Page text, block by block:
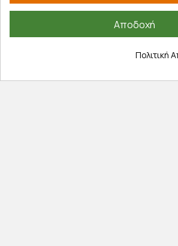
Τρόποι πληρωμής
Επιστροφές προϊοντων
Πληροφορίες
Αποδοχή
Πολιτική